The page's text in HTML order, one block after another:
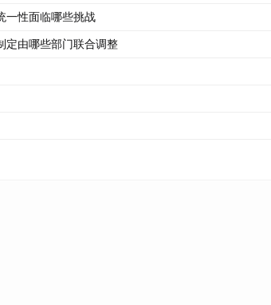
一性面临哪些挑战
定由哪些部门联合调整